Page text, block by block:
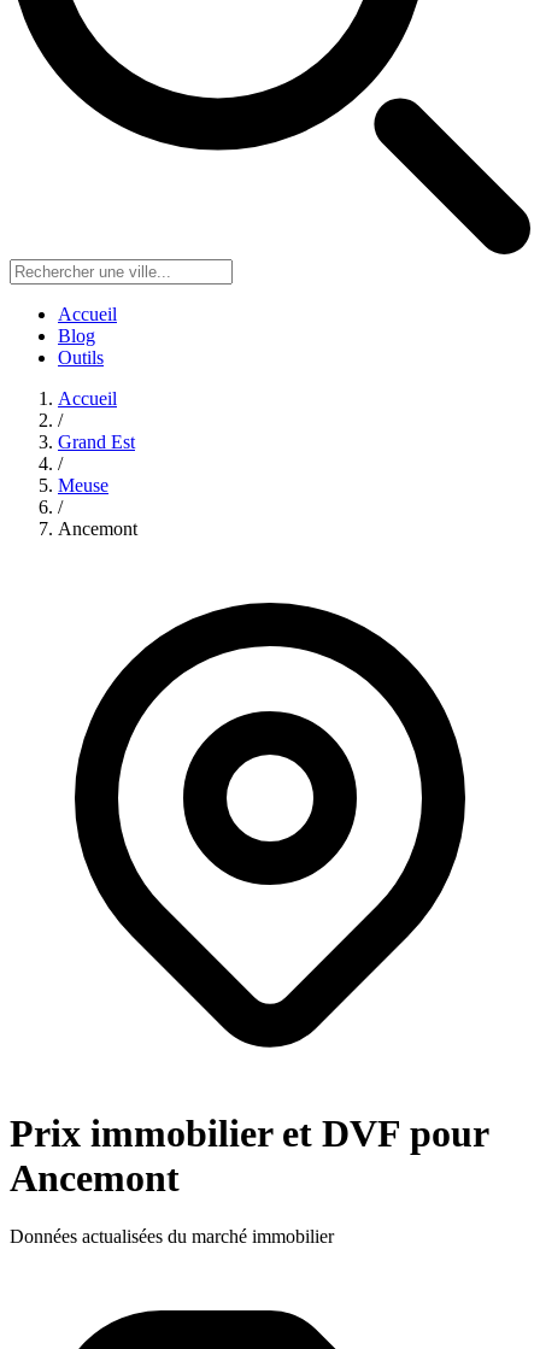
Accueil
Blog
Outils
Accueil
/
Grand Est
/
Meuse
/
Ancemont
Prix immobilier et DVF pour
Ancemont
Données actualisées du marché immobilier